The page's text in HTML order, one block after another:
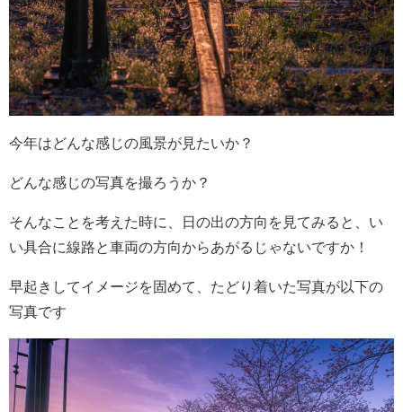
今年はどんな感じの風景が見たいか？
どんな感じの写真を撮ろうか？
そんなことを考えた時に、日の出の方向を見てみると、い
い具合に線路と車両の方向からあがるじゃないですか！
早起きしてイメージを固めて、たどり着いた写真が以下の
写真です